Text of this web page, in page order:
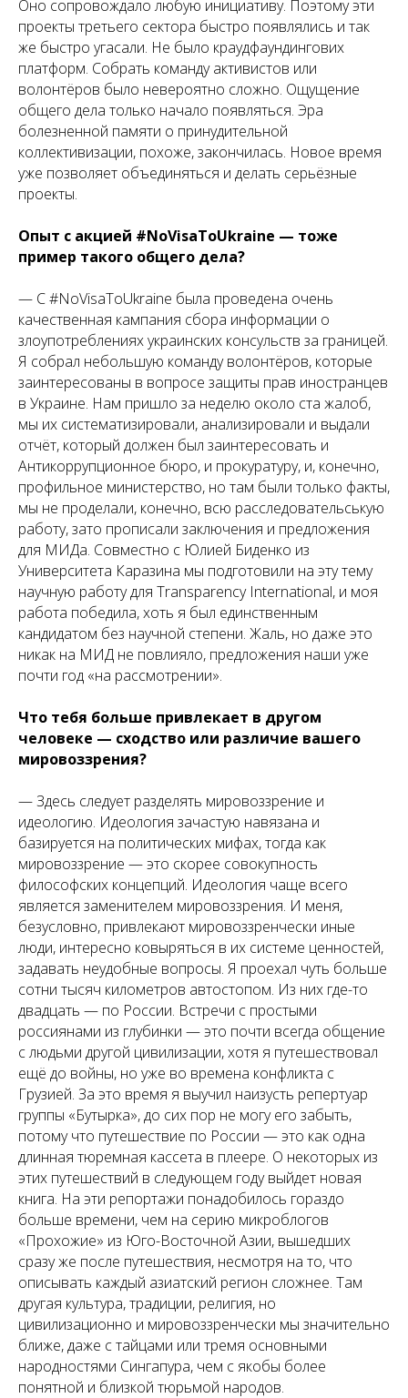
Оно сопровождало любую инициативу. Поэтому эти
проекты третьего сектора быстро появлялись и так
же быстро угасали. Не было краудфаундингових
платформ. Собрать команду активистов или
волонтёров было невероятно сложно. Ощущение
общего дела только начало появляться. Эра
болезненной памяти о принудительной
коллективизации, похоже, закончилась. Новое время
уже позволяет объединяться и делать серьёзные
проекты.
Опыт с акцией #NoVisaToUkraine — тоже
пример такого общего дела?
— С #NoVisaToUkraine была проведена очень
качественная кампания сбора информации о
злоупотреблениях украинских консульств за границей.
Я собрал небольшую команду волонтёров, которые
заинтересованы в вопросе защиты прав иностранцев
в Украине. Нам пришло за неделю около ста жалоб,
мы их систематизировали, анализировали и выдали
отчёт, который должен был заинтересовать и
Антикоррупционное бюро, и прокуратуру, и, конечно,
профильное министерство, но там были только факты,
мы не проделали, конечно, всю расследовательськую
работу, зато прописали заключения и предложения
для МИДа. Совместно с Юлией Биденко из
Университета Каразина мы подготовили на эту тему
научную работу для Transparency International, и моя
работа победила, хоть я был единственным
кандидатом без научной степени. Жаль, но даже это
никак на МИД не повлияло, предложения наши уже
почти год «на рассмотрении».
Что тебя больше привлекает в другом
человеке — сходство или различие вашего
мировоззрения?
— Здесь следует разделять мировоззрение и
идеологию. Идеология зачастую навязана и
базируется на политических мифах, тогда как
мировоззрение — это скорее совокупность
философских концепций. Идеология чаще всего
является заменителем мировоззрения. И меня,
безусловно, привлекают мировоззренчески иные
люди, интересно ковыряться в их системе ценностей,
задавать неудобные вопросы. Я проехал чуть больше
сотни тысяч километров автостопом. Из них где-то
двадцать — по России. Встречи с простыми
россиянами из глубинки — это почти всегда общение
с людьми другой цивилизации, хотя я путешествовал
ещё до войны, но уже во времена конфликта с
Грузией. За это время я выучил наизусть репертуар
группы «Бутырка», до сих пор не могу его забыть,
потому что путешествие по России — это как одна
длинная тюремная кассета в плеере. О некоторых из
этих путешествий в следующем году выйдет новая
книга. На эти репортажи понадобилось гораздо
больше времени, чем на серию микроблогов
«Прохожие» из Юго-Восточной Азии, вышедших
сразу же после путешествия, несмотря на то, что
описывать каждый азиатский регион сложнее. Там
другая культура, традиции, религия, но
цивилизационно и мировоззренчески мы значительно
ближе, даже с тайцами или тремя основными
народностями Сингапура, чем с якобы более
понятной и близкой тюрьмой народов.